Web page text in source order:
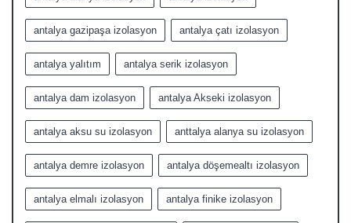
antalya gazipaşa izolasyon antalya çatı izolasyon
antalya yalıtım antalya serik izolasyon
antalya dam izolasyon antalya Akseki izolasyon
antalya aksu su izolasyon anttalya alanya su izolasyon
antalya demre izolasyon antalya döşemealtı izolasyon
antalya elmalı izolasyon antalya finike izolasyon